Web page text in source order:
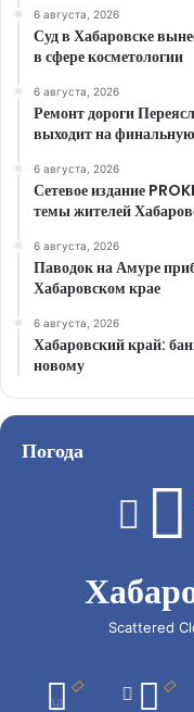
6 августа, 2026
Суд в Хабаровске
в сфере косметологии
6 августа, 2026
Ремонт дороги
выходит на
6 августа, 2026
Сетевое издание
темы жителей
6 августа, 2026
Паводок на Амуре
Хабаровском крае
6 августа, 2026
Хабаровский край:
новому
Погода
Scattered